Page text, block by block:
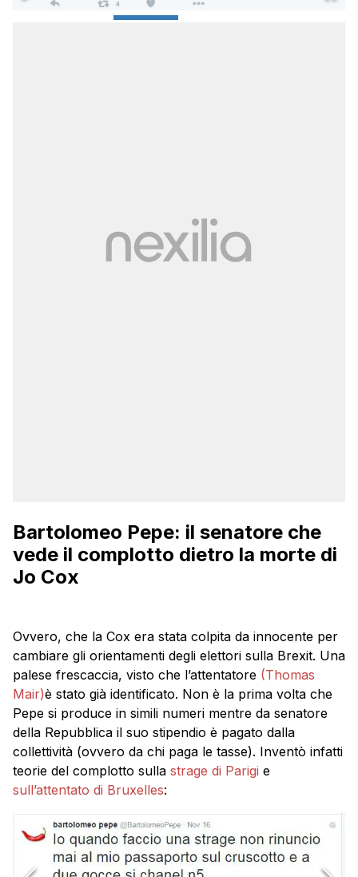
Bartolomeo Pepe: il senatore che
vede il complotto dietro la morte di
Jo Cox
Ovvero, che la Cox era stata colpita da innocente per
cambiare gli orientamenti degli elettori sulla Brexit. Una
palese frescaccia, visto che l’attentatore (Thomas
Mair)è stato già identificato. Non è la prima volta che
Pepe si produce in simili numeri mentre da senatore
della Repubblica il suo stipendio è pagato dalla
collettività (ovvero da chi paga le tasse). Inventò infatti
teorie del complotto sulla strage di Parigi e
sull’attentato di Bruxelles: